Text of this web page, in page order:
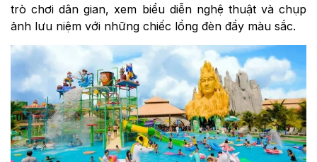
trò chơi dân gian, xem biểu diễn nghệ thuật và chụp
ảnh lưu niệm với những chiếc lồng đèn đầy màu sắc.